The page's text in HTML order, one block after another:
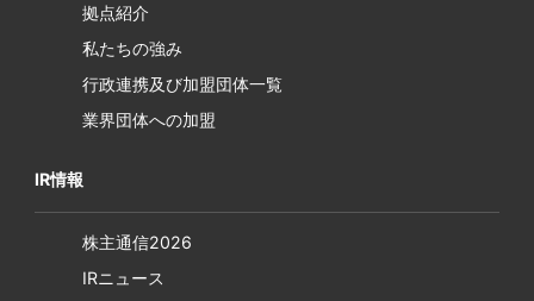
拠点紹介
私たちの強み
行政連携及び加盟団体一覧
業界団体への加盟
IR情報
株主通信2026
IRニュース